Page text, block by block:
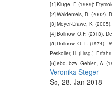
[1] Kluge, F. (1989):
[2] Waldenfels, B. (2002).
[3] Meyer-Drawe, K.
[4] Bollnow, O.F. (2013).
[5] Bollnow, O. F. (1974).
Peskoller, H. (Hrsg.).
[6] ebd. bzw. Gehlen, A.
Veronika Steger
So, 28. Jan 2018